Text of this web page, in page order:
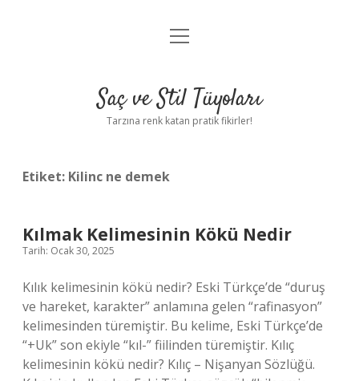
Anasayfa
Yasal Uyarı
menüyü
Saç ve Stil Tüyoları
Tarzına renk katan pratik fikirler!
Etiket: Kilinc ne demek
Kılmak Kelimesinin Kökü Nedir
Tarih: Ocak 30, 2025
Kılık kelimesinin kökü nedir? Eski Türkçe’de “duruş
ve hareket, karakter” anlamına gelen “rafinasyon”
kelimesinden türemiştir. Bu kelime, Eski Türkçe’de
“+Uk” son ekiyle “kıl-” fiilinden türemiştir. Kılıç
kelimesinin kökü nedir? Kılıç – Nişanyan Sözlüğü.